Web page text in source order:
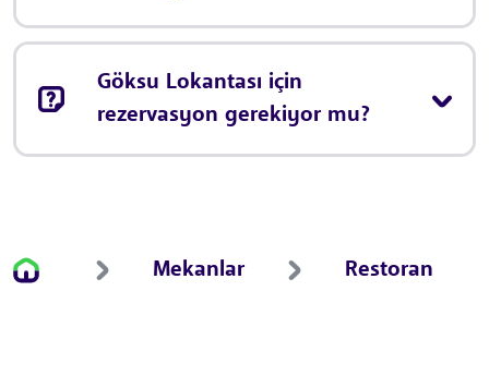
Göksu Lokantası için
rezervasyon gerekiyor mu?
Mekanlar Restoran